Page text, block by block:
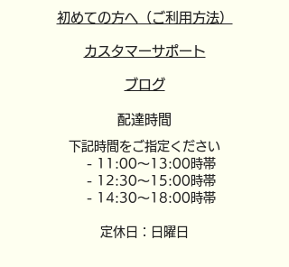
初めての方へ（ご利用方法）
カスタマーサポート
​ブログ
配達時間
​下記時間をご指定ください
- 11:00～13:00時帯
- 12:30～15:00時帯
- 14:30～18:00時帯
定休日：日曜日